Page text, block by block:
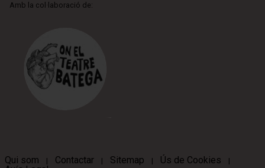
Amb la col·laboració de:
Qui som | Contactar | Sitemap | Ús de Cookies |